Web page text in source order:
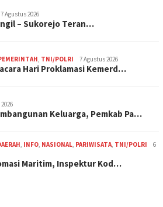
7 Agustus 2026
– Sukorejo Teran…
TNI/POLRI 7 Agustus 2026
Hari Proklamasi Kemerd…
Keluarga, Pemkab Pa…
INFO NASIONAL PARIWISATA TNI/POLRI
6
Maritim, Inspektur Kod…